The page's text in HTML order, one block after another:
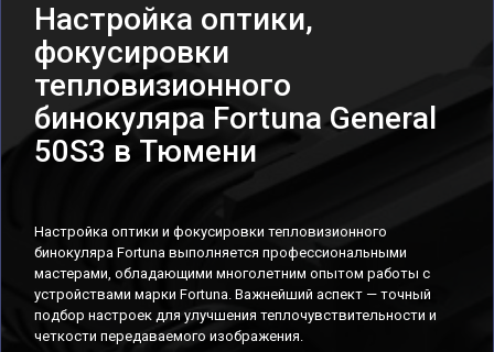
Настройка оптики,
фокусировки
тепловизионного
бинокуляра Fortuna General
50S3 в Тюмени
Настройка оптики и фокусировки тепловизионного
бинокуляра Fortuna выполняется профессиональными
мастерами, обладающими многолетним опытом работы с
устройствами марки Fortuna. Важнейший аспект — точный
подбор настроек для улучшения теплочувствительности и
четкости передаваемого изображения.